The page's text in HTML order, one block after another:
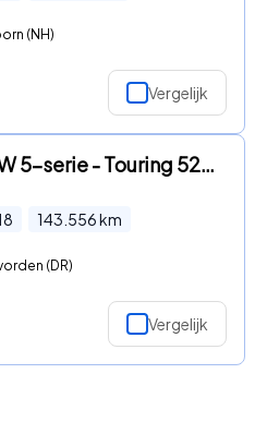
(NH)
Vergelijk
BMW 5-serie - Touring 525d High Executive
143.556km
(DR)
Vergelijk